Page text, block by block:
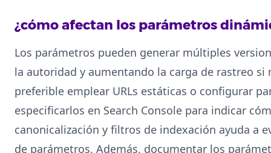
¿cómo afectan los parámetros
Los parámetros pueden generar múltiples
la autoridad y aumentando la carga de rastreo si
preferible emplear URLs estáticas o configurar
especificarlos en Search Console para indicar
canonicalización y filtros de indexación ayuda a
de parámetros. Además, documentar los